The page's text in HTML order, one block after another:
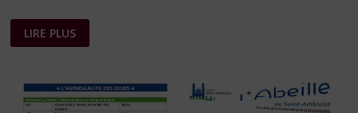
FEUILLE
PAROISSIALE
N°
9
MAI
2021
LIRE PLUS